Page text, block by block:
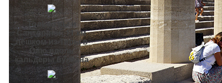
Только вы и
Санторини: 11 км
пешком из Тиры в
Ойю вдоль
кальдеры вулкана